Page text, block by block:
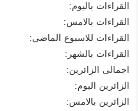
القراءات باليوم:
القراءات بالامس:
القراءات للاسبوع الماضى:
القراءات بالشهر:
اجمالى الزائرين:
الزائرين اليوم:
الزائرين بالامس: